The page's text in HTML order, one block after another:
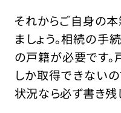
それからご自身の
ましょう。相続の手
の戸籍が必要です
しか取得できない
状況なら必ず書き残